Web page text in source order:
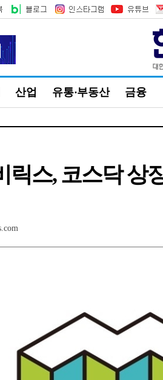
산업 유통·부동산 금융
릭스, 코스닥 상